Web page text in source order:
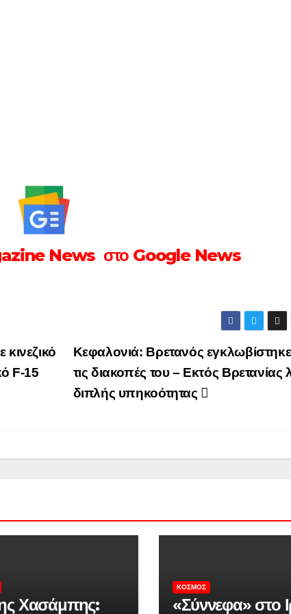
News στο Google News
Κεφαλονιά: Βρετανός
τις διακοπές του – Εκτός
διπλής υπηκοότητας
F-15
Χασάμπης:
ΚΌΣΜΟΣ
«Σύννεφα» στο